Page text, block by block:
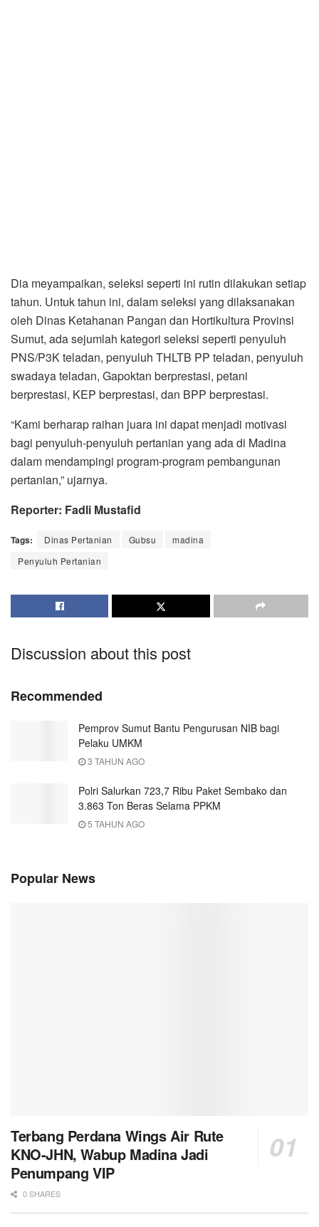
Dia meyampaikan, seleksi seperti ini rutin dilakukan setiap
tahun. Untuk tahun ini, dalam seleksi yang dilaksanakan
oleh Dinas Ketahanan Pangan dan Hortikultura Provinsi
Sumut, ada sejumlah kategori seleksi seperti penyuluh
PNS/P3K teladan, penyuluh THLTB PP teladan, penyuluh
swadaya teladan, Gapoktan berprestasi, petani
berprestasi, KEP berprestasi, dan BPP berprestasi.
“Kami berharap raihan juara ini dapat menjadi motivasi
bagi penyuluh-penyuluh pertanian yang ada di Madina
dalam mendampingi program-program pembangunan
pertanian,” ujarnya.
Reporter: Fadli Mustafid
Tags: Dinas Pertanian Gubsu
madina
Penyuluh Pertanian
Discussion about this post
Recommended
Pemprov Sumut Bantu Pengurusan NIB bagi
Pelaku UMKM
3 TAHUN AGO
Polri Salurkan 723,7 Ribu Paket Sembako dan
3.863 Ton Beras Selama PPKM
5 TAHUN AGO
Popular News
Terbang Perdana Wings Air Rute
KNO-JHN, Wabup Madina Jadi
Penumpang VIP
0 SHARES